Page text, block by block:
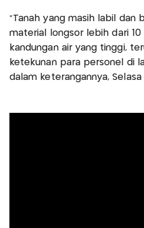
"Tanah yang masih labil dan
material longsor lebih dari
kandungan air yang tinggi,
ketekunan para personel di
dalam keterangannya, Selasa